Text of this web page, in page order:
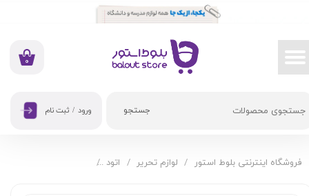
جستجو
۰
ورود / ثبت نام
حساب کاربری من
تغییر گذر واژه
فروشگاه اینترنتی بلوط استور لوازم تحریر اتود